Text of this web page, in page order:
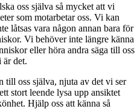
oss själva så mycket att vi
som motarbetar oss. Vi kan
låtsas vara någon annan bara för
Vi behöver inte längre känna
eller höra andra säga till oss
är det.
till oss själva, njuta av det vi ser
stort leende lysa upp ansiktet
Hjälp oss att känna så